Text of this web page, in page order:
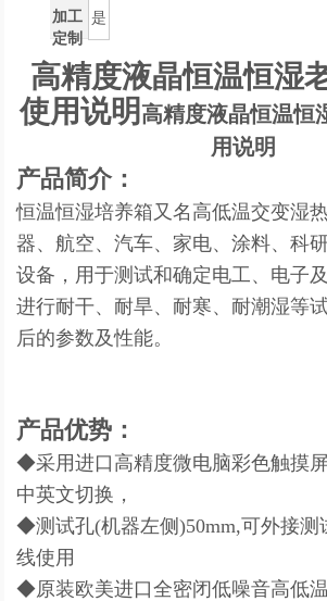
加工
定制
是
高精度液晶恒温恒湿
使用说明高精度液晶恒温恒
用说明
产品简介：
恒温恒湿培养箱又名高低温交变湿
器、航空、汽车、家电、涂料、科
设备，用于测试和确定电工、电子
进行耐干、耐旱、耐寒、耐潮湿等
后的参数及性能。
产品优势：
◆采用进口高精度微电脑彩色触摸
中英文切换，
◆测试孔(机器左侧)50mm,可外接测
线使用
◆原装欧美进口全密闭低噪音高低